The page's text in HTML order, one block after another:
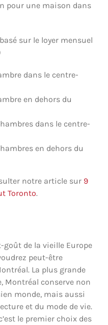
pour une maison dans
sur le loyer mensuel
dans le centre-
en dehors du
dans le centre-
en dehors du
notre article sur 9
Toronto.
de la vieille Europe
peut-être
La plus grande
Montréal conserve non
monde, mais aussi
et du mode de vie.
le premier choix des